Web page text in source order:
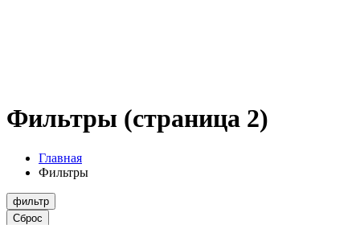
Фильтры (страница 2)
Главная
Фильтры
фильтр
Сброс